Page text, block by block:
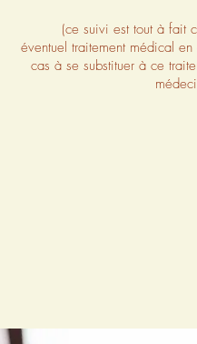
(ce suivi est tout à fait
éventuel traitement médical
cas à se substituer à ce